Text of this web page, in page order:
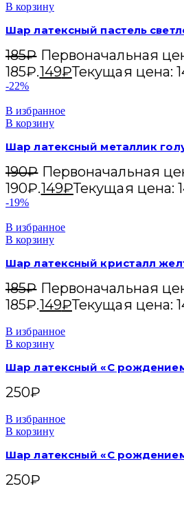
В корзину
Шар латексный пастель
185₽ Первоначальная
185₽.149₽Текущая цена:
-22%
В избранное
В корзину
Шар латексный металлик
190₽ Первоначальная
190₽.149₽Текущая цена:
-19%
В избранное
В корзину
Шар латексный кристалл
185₽ Первоначальная
185₽.149₽Текущая цена:
В избранное
В корзину
Шар латексный «С
250₽
В избранное
В корзину
Шар латексный «С
250₽